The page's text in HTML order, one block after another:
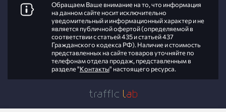
Обращаем Ваше внимание на то, что информация
на данном сайте носит исключительно
уведомительный и информационный характер и не
является публичной офертой (определяемой в
соответствии с статьей 435 и статьей 437
Гражданского кодекса РФ). Наличие и стоимость
представленных на сайте товаров уточняйте по
телефонам отдела продаж, представленным в
разделе "Контакты" настоящего ресурса.